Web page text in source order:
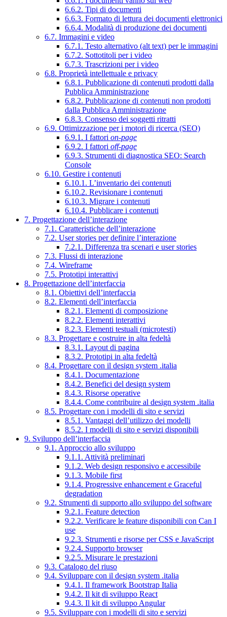
6.6.2. Tipi di documenti
6.6.3. Formato di lettura dei documenti elettronici
6.6.4. Modalità di produzione dei documenti
6.7. Immagini e video
6.7.1. Testo alternativo (alt text) per le immagini
6.7.2. Sottotitoli per i video
6.7.3. Trascrizioni per i video
6.8. Proprietà intellettuale e privacy
6.8.1. Pubblicazione di contenuti prodotti dalla
Pubblica Amministrazione
6.8.2. Pubblicazione di contenuti non prodotti
dalla Pubblica Amministrazione
6.8.3. Consenso dei soggetti ritratti
6.9. Ottimizzazione per i motori di ricerca (SEO)
6.9.1. I fattori on-page
6.9.2. I fattori off-page
6.9.3. Strumenti di diagnostica SEO: Search
Console
6.10. Gestire i contenuti
6.10.1. L’inventario dei contenuti
6.10.2. Revisionare i contenuti
6.10.3. Migrare i contenuti
6.10.4. Pubblicare i contenuti
7. Progettazione dell’interazione
7.1. Caratteristiche dell’interazione
7.2. User stories per definire l’interazione
7.2.1. Differenza tra scenari e user stories
7.3. Flussi di interazione
7.4. Wireframe
7.5. Prototipi interattivi
8. Progettazione dell’interfaccia
8.1. Obiettivi dell’interfaccia
8.2. Elementi dell’interfaccia
8.2.1. Elementi di composizione
8.2.2. Elementi interattivi
8.2.3. Elementi testuali (microtesti)
8.3. Progettare e costruire in alta fedeltà
8.3.1. Layout di pagina
8.3.2. Prototipi in alta fedeltà
8.4. Progettare con il design system .italia
8.4.1. Documentazione
8.4.2. Benefici del design system
8.4.3. Risorse operative
8.4.4. Come contribuire al design system .italia
8.5. Progettare con i modelli di sito e servizi
8.5.1. Vantaggi dell’utilizzo dei modelli
8.5.2. I modelli di sito e servizi disponibili
9. Sviluppo dell’interfaccia
9.1. Approccio allo sviluppo
9.1.1. Attività preliminari
9.1.2. Web design responsivo e accessibile
9.1.3. Mobile first
9.1.4. Progressive enhancement e Graceful
degradation
9.2. Strumenti di supporto allo sviluppo del software
9.2.1. Feature detection
9.2.2. Verificare le feature disponibili con Can I
use
9.2.3. Strumenti e risorse per CSS e JavaScript
9.2.4. Supporto browser
9.2.5. Misurare le prestazioni
9.3. Catalogo del riuso
9.4. Sviluppare con il design system .italia
9.4.1. Il framework Bootstrap Italia
9.4.2. Il kit di sviluppo React
9.4.3. Il kit di sviluppo Angular
9.5. Sviluppare con i modelli di sito e servizi